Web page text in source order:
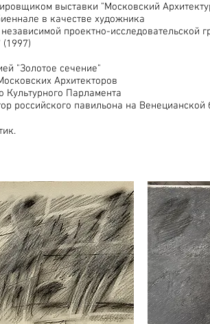
выставки "Московский
в качестве художника
проектно-исследовательской
(1997)
"Золотое сечение"
Архитекторов
Культурного Парламента
российского павильона на Венецианской